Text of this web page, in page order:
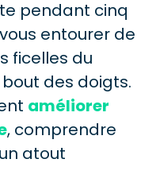
pendant cinq
entourer de
ficelles du
des doigts.
améliorer
, comprendre
atout